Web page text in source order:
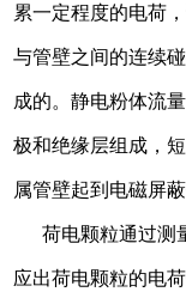
累一定程度的电荷
与管壁之间的连续
成的。静电粉体流
极和绝缘层组成，
属管壁起到电磁屏蔽
荷电颗粒通过测
应出荷电颗粒的电